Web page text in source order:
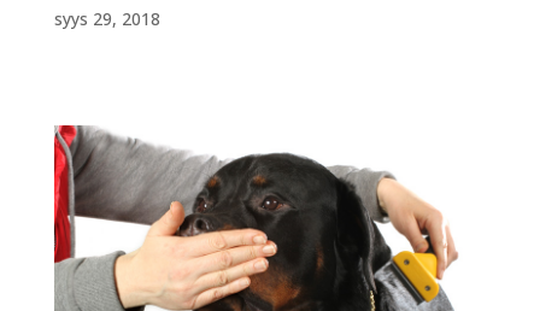
syys 29, 2018